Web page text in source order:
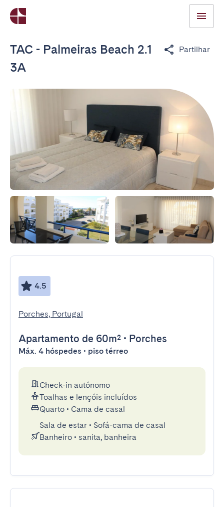
TAC - Palmeiras Beach 2.1
3A
Partilhar
4.5
Porches, Portugal
Apartamento de 60m² • Porches
Máx. 4 hóspedes • piso térreo
Check-in autónomo
Toalhas e lençóis incluídos
Quarto • Cama de casal
Sala de estar • Sofá-cama de casal
Banheiro • sanita, banheira